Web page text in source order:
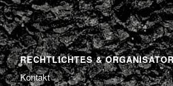
RECHTLICHTES &
Kontakt